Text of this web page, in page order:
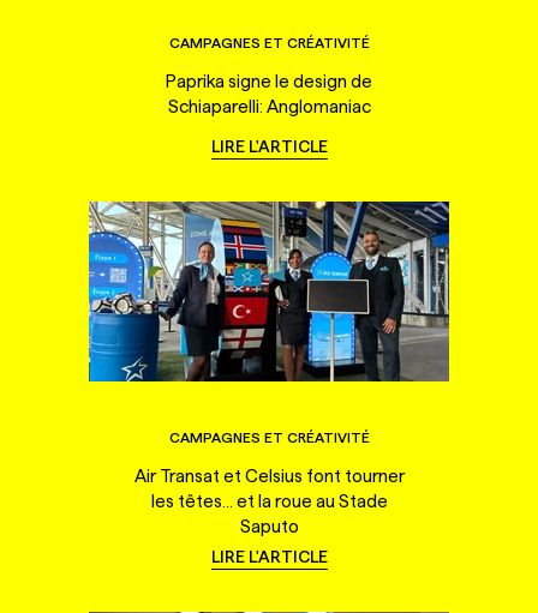
CAMPAGNES ET CRÉATIVITÉ
Paprika signe le design de
Schiaparelli: Anglomaniac
LIRE L'ARTICLE
CAMPAGNES ET CRÉATIVITÉ
Air Transat et Celsius font tourner
les têtes... et la roue au Stade
Saputo
LIRE L'ARTICLE